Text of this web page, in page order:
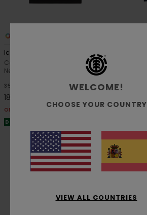
Icon Embroidery
Camiseta de manga corta
Negro hombre
35,00 €
18,37 €
OFERTAS
DOBLE PROMO -25% EXTRA
35,00 €
WELCOME!
CHOOSE YOUR COUNTRY
VIEW ALL COUNTRIES